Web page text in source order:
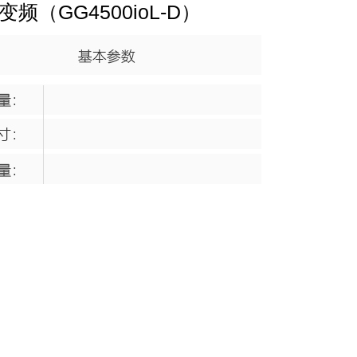
频（GG4500ioL-D）